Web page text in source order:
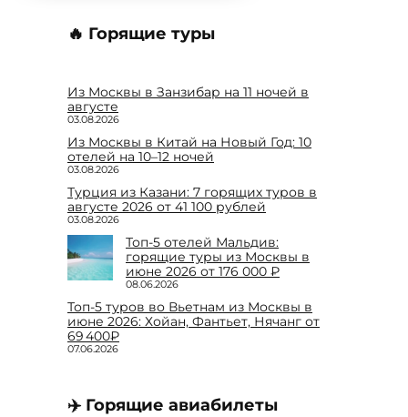
🔥 Горящие туры
Из Москвы в Занзибар на 11 ночей в
августе
03.08.2026
Из Москвы в Китай на Новый Год: 10
отелей на 10–12 ночей
03.08.2026
Турция из Казани: 7 горящих туров в
августе 2026 от 41 100 рублей
03.08.2026
Топ-5 отелей Мальдив:
горящие туры из Москвы в
июне 2026 от 176 000 ₽
08.06.2026
Топ-5 туров во Вьетнам из Москвы в
июне 2026: Хойан, Фантьет, Нячанг от
69 400₽
07.06.2026
✈️ Горящие авиабилеты